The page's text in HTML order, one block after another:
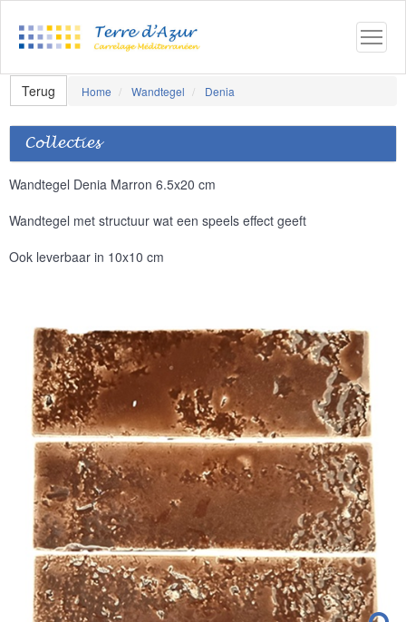
Terug Home Wandtegel Denia
Collecties
Wandtegel Denia Marron 6.5x20 cm
Wandtegel met structuur wat een speels effect geeft
Ook leverbaar in 10x10 cm